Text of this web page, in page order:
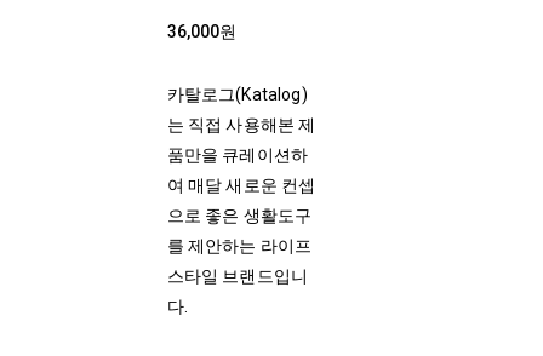
36,000원
카탈로그(Katalog)
는 직접 사용해본 제
품만을 큐레이션하
여 매달 새로운 컨셉
으로 좋은 생활도구
를 제안하는 라이프
스타일 브랜드입니
다.